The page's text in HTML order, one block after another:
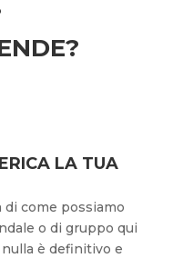
LA TUA
come possiamo
o di gruppo qui
è definitivo e